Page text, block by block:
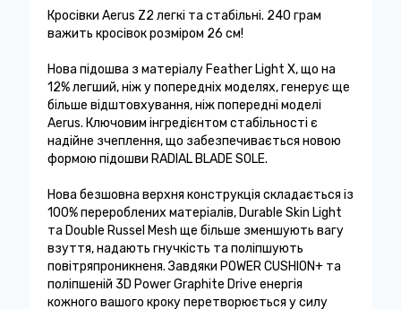
Кросівки Aerus Z2 легкі та стабільні. 240 грам
важить кросівок розміром 26 см!
Нова підошва з матеріалу Feather Light X, що на
12% легший, ніж у попередніх моделях, генерує ще
більше відштовхування, ніж попередні моделі
Aerus. Ключовим інгредієнтом стабільності є
надійне зчеплення, що забезпечивається новою
формою підошви RADIAL BLADE SOLE.
Нова безшовна верхня конструкція складається із
100% перероблених матеріалів, Durable Skin Light
та Double Russel Mesh ще більше зменшують вагу
взуття, надають гнучкість та поліпшують
повітряпроникненя. Завдяки POWER CUSHION+ та
поліпшеній 3D Power Graphite Drive енергія
кожного вашого кроку перетворюється у силу